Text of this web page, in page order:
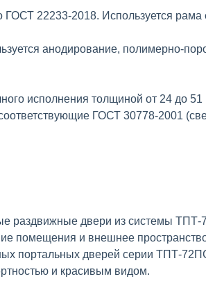
22233-2018. Используется
анодирование, полимерно-
исполнения толщиной от 24 до
ГОСТ 30778-2001
раздвижные двери из системы ТПТ-
помещения и внешнее
портальных дверей серии ТПТ-
и красивым видом.